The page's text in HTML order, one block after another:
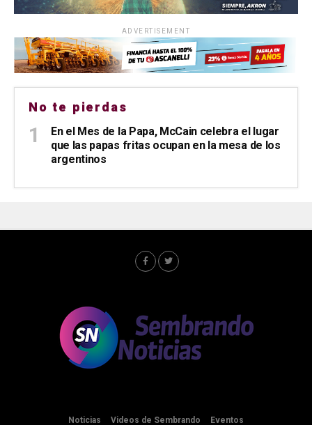
ADVERTISEMENT
No te pierdas
En el Mes de la Papa, McCain celebra el lugar
que las papas fritas ocupan en la mesa de los
argentinos
Noticias Videos de Sembrando Eventos